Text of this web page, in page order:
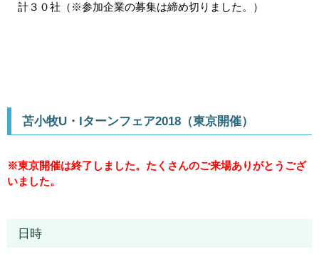
計３０社（※参加企業の募集は締め切りました。）
苫小牧U・Iターンフェア2018（東京開催）
※東京開催は終了しました。たくさんのご来場ありがとうござ
いました。
日時